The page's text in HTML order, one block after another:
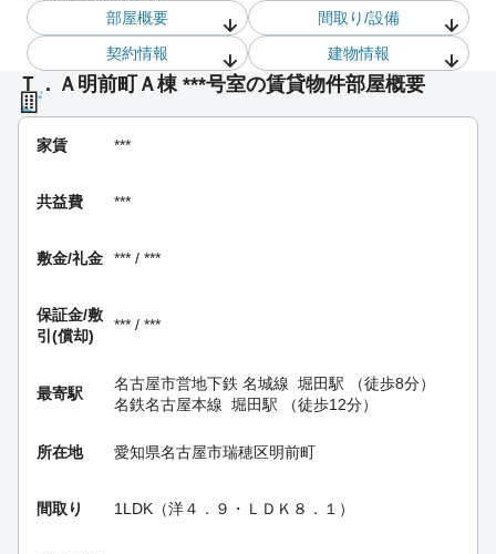
部屋概要
間取り/設備
契約情報
建物情報
Ｔ．Ａ明前町Ａ棟 ***号室の賃貸物件部屋概要
家賃 ***
共益費 ***
敷金/礼金 *** / ***
保証金/敷
引(償却)
*** / ***
最寄駅
名古屋市営地下鉄 名城線 堀田駅 （徒歩8分）
名鉄名古屋本線 堀田駅 （徒歩12分）
所在地 愛知県名古屋市瑞穂区明前町
間取り 1LDK（洋４．９・ＬＤＫ８．１）